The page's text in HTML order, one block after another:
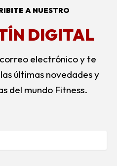
A NUESTRO
DIGITAL
electrónico y te
últimas novedades y
del mundo Fitness.